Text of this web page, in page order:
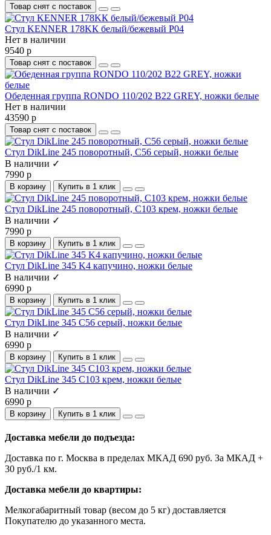
Товар снят с поставок
Стул KENNER 178KК белый/бежевый P04
Нет в наличии
9540 р
Товар снят с поставок
Обеденная группа RONDO 110/202 B22 GREY, ножки белые
Нет в наличии
43590 р
Товар снят с поставок
Стул DikLine 245 поворотный, C56 серый, ножки белые
В наличии ✓
7990 р
В корзину Купить в 1 клик
Стул DikLine 245 поворотный, C103 крем, ножки белые
В наличии ✓
7990 р
В корзину Купить в 1 клик
Стул DikLine 345 K4 капучино, ножки белые
В наличии ✓
6990 р
В корзину Купить в 1 клик
Стул DikLine 345 C56 серый, ножки белые
В наличии ✓
6990 р
В корзину Купить в 1 клик
Стул DikLine 345 C103 крем, ножки белые
В наличии ✓
6990 р
В корзину Купить в 1 клик
Доставка мебели до подъезда:
Доставка по г. Москва в пределах МКАД 690 руб. За МКАД +
30 руб./1 км.
Доставка мебели до квартиры:
Мелкогабаритный товар (весом до 5 кг) доставляется
Покупателю до указанного места.